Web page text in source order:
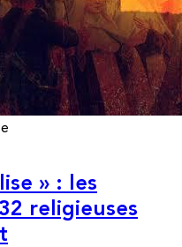
» : les
religieuses